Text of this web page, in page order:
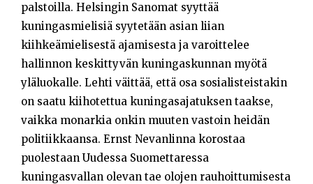
palstoilla. Helsingin Sanomat syyttää
kuningasmielisiä syytetään asian liian
kiihkeämielisestä ajamisesta ja varoittelee
hallinnon keskittyvän kuningaskunnan myötä
yläluokalle. Lehti väittää, että osa sosialisteistakin
on saatu kiihotettua kuningasajatuksen taakse,
vaikka monarkia onkin muuten vastoin heidän
politiikkaansa. Ernst Nevanlinna korostaa
puolestaan Uudessa Suomettaressa
kuningasvallan olevan tae olojen rauhoittumisesta